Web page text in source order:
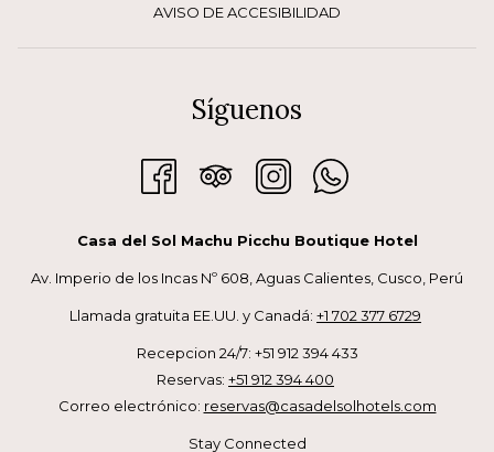
río Urubamba. Veamos cómo puedes aprovechar cada uno de
Las primeras horas del día en Aguas Calientes son un regalo para
temprano a Machu Picchu, dejando el pueblo en calma y
perfecto para quienes deseen disfrutarlo sin aglomeraciones.
entorno natural y vivir momentos de tranquilidad.
Recorrido por el mercado local
El mercado artesanal es ideal para comprar recuerdos únicos
mientras el pueblo despierta lentamente. Aprovecha para
adquirir textiles, joyería y artesanías auténticas que reflejan la
riqueza cultural de la región.
Paseo por el río Urubamba
AVISO DE ACCESIBILIDAD
Síguenos
Casa del Sol Machu Picchu Boutique Hotel
Av. Imperio de los Incas Nº 608, Aguas Calientes, Cusco, Perú
Llamada gratuita EE.UU. y Canadá: +1 702 377 6729
Recepcion 24/7: +51 912 394 433
Reservas: +51 912 394 400
Correo electrónico: reservas@casadelsolhotels.com
Stay Connected